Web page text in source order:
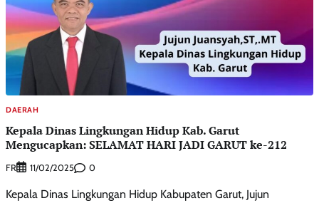
DAERAH
Kepala Dinas Lingkungan Hidup Kab. Garut
Mengucapkan: SELAMAT HARI JADI GARUT ke-212
FR 11/02/2025 0
Kepala Dinas Lingkungan Hidup Kabupaten Garut, Jujun